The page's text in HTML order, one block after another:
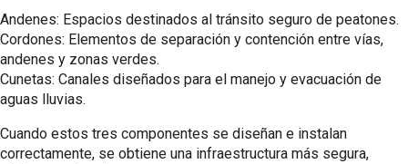
Andenes: Espacios destinados al tránsito seguro de peatones.
Cordones: Elementos de separación y contención entre vías,
andenes y zonas verdes.
Cunetas: Canales diseñados para el manejo y evacuación de
aguas lluvias.
Cuando estos tres componentes se diseñan e instalan
correctamente, se obtiene una infraestructura más segura,